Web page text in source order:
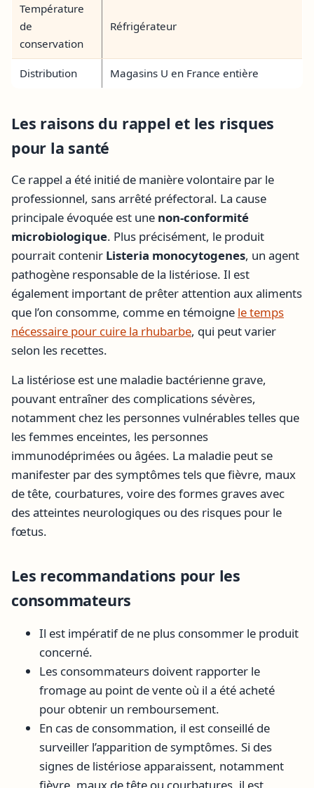
Température
de
conservation
Réfrigérateur
Distribution Magasins U en France entière
Les raisons du rappel et les risques
pour la santé
Ce rappel a été initié de manière volontaire par le
professionnel, sans arrêté préfectoral. La cause
principale évoquée est une non-conformité
microbiologique. Plus précisément, le produit
pourrait contenir Listeria monocytogenes, un agent
pathogène responsable de la listériose. Il est
également important de prêter attention aux aliments
que l’on consomme, comme en témoigne le temps
nécessaire pour cuire la rhubarbe, qui peut varier
selon les recettes.
La listériose est une maladie bactérienne grave,
pouvant entraîner des complications sévères,
notamment chez les personnes vulnérables telles que
les femmes enceintes, les personnes
immunodéprimées ou âgées. La maladie peut se
manifester par des symptômes tels que fièvre, maux
de tête, courbatures, voire des formes graves avec
des atteintes neurologiques ou des risques pour le
fœtus.
Les recommandations pour les
consommateurs
Il est impératif de ne plus consommer le produit
concerné.
Les consommateurs doivent rapporter le
fromage au point de vente où il a été acheté
pour obtenir un remboursement.
En cas de consommation, il est conseillé de
surveiller l’apparition de symptômes. Si des
signes de listériose apparaissent, notamment